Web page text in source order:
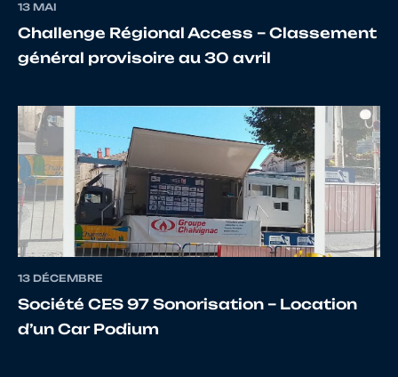
13 MAI
Challenge Régional Access – Classement
général provisoire au 30 avril
13 DÉCEMBRE
Société CES 97 Sonorisation – Location
d’un Car Podium